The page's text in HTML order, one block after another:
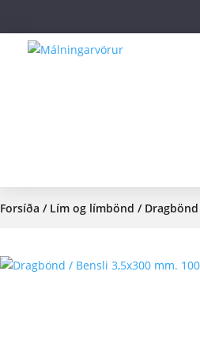
Forsíða / Lím og límbönd / Dragbönd